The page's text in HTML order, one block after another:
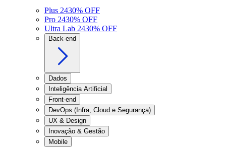
Plus 2430% OFF
Pro 2430% OFF
Ultra Lab 2430% OFF
Back-end
Dados
Inteligência Artificial
Front-end
DevOps (Infra, Cloud e Segurança)
UX & Design
Inovação & Gestão
Mobile